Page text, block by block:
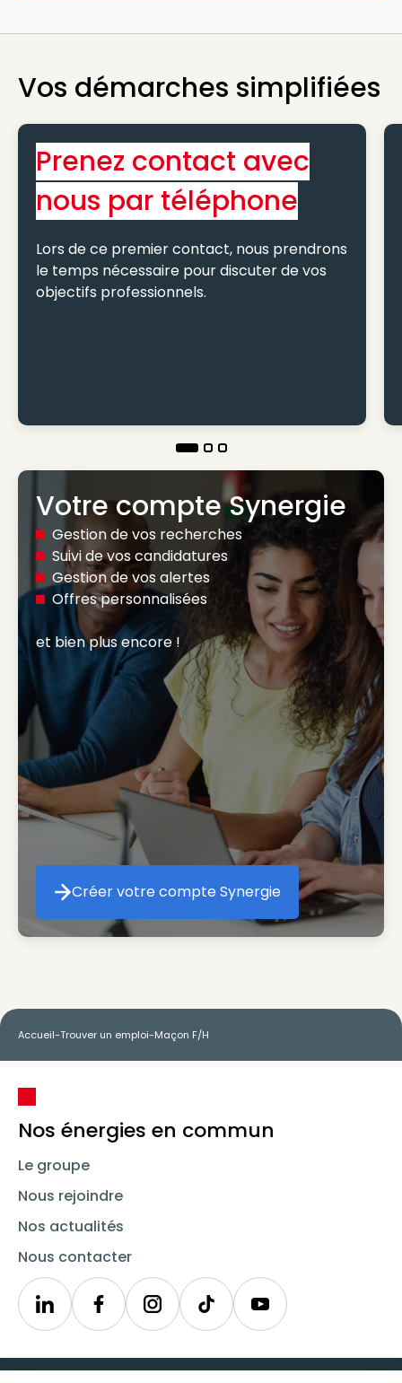
Vos démarches simplifiées
Prenez contact avec
nous par téléphone
Lors de ce premier contact, nous prendrons
le temps nécessaire pour discuter de vos
objectifs professionnels.
Votre compte Synergie
Gestion de vos recherches
Suivi de vos candidatures
Gestion de vos alertes
Offres personnalisées
et bien plus encore !
Créer votre compte Synergie
Créer votre compte Synergie
Accueil-Trouver un emploi-Maçon F/H
Nos énergies en commun
Le groupe
Nous rejoindre
Nos actualités
Nous contacter
LinkedinSynergieInstagramTikTok Youtube